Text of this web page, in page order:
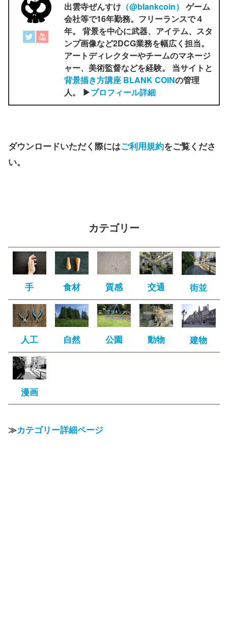
出雲寺ぜんすけ （‎@blankcoin） ゲーム
会社等で16年勤務。フリーランスで４
年。 背景を中心に武器、アイテム、スタ
ンプ画像など2DCG業務を幅広く担当。
アートディレクターやチームのマネージ
ャー、美術監督などを経験。 当サイトと
背景描き方講座 BLANK COINの管理
人。 ▶プロフィール詳細
ダウンロードいただく際にはご利用規約をご覧くださ
い。
カテゴリー
手 食材 質感 交通 街並
人工 自然 公園 動物 建物
漫画
≫カテゴリー詳細ページ